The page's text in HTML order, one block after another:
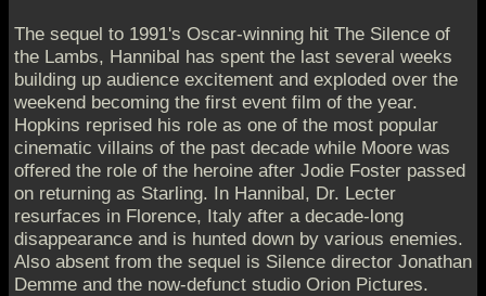
The sequel to 1991's Oscar-winning hit The Silence of
the Lambs, Hannibal has spent the last several weeks
building up audience excitement and exploded over the
weekend becoming the first event film of the year.
Hopkins reprised his role as one of the most popular
cinematic villains of the past decade while Moore was
offered the role of the heroine after Jodie Foster passed
on returning as Starling. In Hannibal, Dr. Lecter
resurfaces in Florence, Italy after a decade-long
disappearance and is hunted down by various enemies.
Also absent from the sequel is Silence director Jonathan
Demme and the now-defunct studio Orion Pictures.